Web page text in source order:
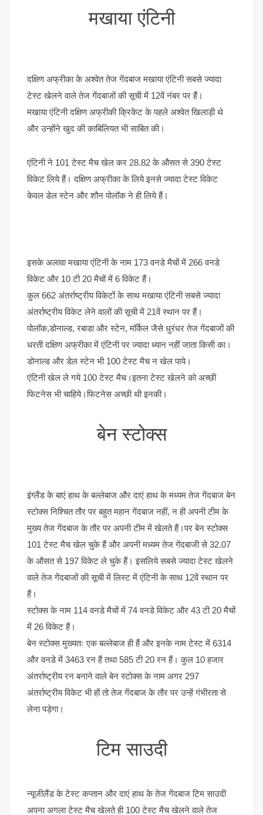
मखाया एंटिनी
दक्षिण अफ्रीका के अश्वेत तेज गेंदबाज मखाया एंटिनी सबसे ज्यादा
टेस्ट खेलने वाले तेज गेंदबाजों की सूची में 12वें नंबर पर हैं।
मखाया एंटिनी दक्षिण अफ्रीकी क्रिकेट के पहले अश्वेत खिलाड़ी थे
और उन्होंने खुद की काबिलियत भी साबित की।
एंटिनी ने 101 टेस्ट मैच खेल कर 28.82 के औसत से 390 टेस्ट
विकेट लिये हैं। दक्षिण अफ्रीका के लिये इनसे ज्यादा टेस्ट विकेट
केवल डेल स्टेन और शौन पोलॉक ने ही लिये हैं।
इसके अलावा मखाया एंटिनी के नाम 173 वनडे मैचों में 266 वनडे
विकेट और 10 टी 20 मैचों में 6 विकेट हैं।
कुल 662 अंतर्राष्ट्रीय विकेटों के साथ मखाया एंटिनी सबसे ज्यादा
अंतर्राष्ट्रीय विकेट लेने वालों की सूची में 21वें स्थान पर हैं।
पोलॉक,डोनाल्ड, रबाडा और स्टेन, मॉर्केल जैसे धुरंधर तेज गेंदबाजों की
धरती दक्षिण अफ्रीका में एंटिनी पर ज्यादा ध्यान नहीं जाता किसी का।
डोनाल्ड और डेल स्टेन भी 100 टेस्ट मैच न खेल पाये।
एंटिनी खेल ले गये 100 टेस्ट मैच।इतना टेस्ट खेलने को अच्छी
फिटनेस भी चाहिये।फिटनेस अच्छी थी इनकी।
बेन स्टोक्स
इंग्लैंड के बाएं हाथ के बल्लेबाज और दाएं हाथ के मध्यम तेज गेंदबाज बेन
स्टोक्स निश्चित तौर पर बहुत महान गेंदबाज नहीं, न ही अपनी टीम के
मुख्य तेज गेंदबाज के तौर पर अपनी टीम में खेलते हैं।पर बेन स्टोक्स
101 टेस्ट मैच खेल चुके हैं और अपनी मध्यम तेज गेंदबाजी से 32.07
के औसत से 197 विकेट ले चुके हैं। इसलिये सबसे ज्यादा टेस्ट खेलने
वाले तेज गेंदबाजों की सूची में लिस्ट में एंटिनी के साथ 12वें स्थान पर
हैं।
स्टोक्स के नाम 114 वनडे मैचों में 74 वनडे विकेट और 43 टी 20 मैचों
में 26 विकेट हैं।
बेन स्टोक्स मुख्यतः एक बल्लेबाज ही हैं और इनके नाम टेस्ट में 6314
और वनडे में 3463 रन हैं तथा 585 टी 20 रन हैं। कुल 10 हजार
अंतर्राष्ट्रीय रन बनाने वाले बेन स्टोक्स के नाम अगर 297
अंतर्राष्ट्रीय विकेट भी हों तो तेज गेंदबाज के तौर पर उन्हें गंभीरता से
लेना पड़ेगा।
टिम साउदी
न्यूजीलैंड के टेस्ट कप्तान और दाएं हाथ के तेज गेंदबाज टिम साउदी
अपना अगला टेस्ट मैच खेलते ही 100 टेस्ट मैच खेलने वाले तेज